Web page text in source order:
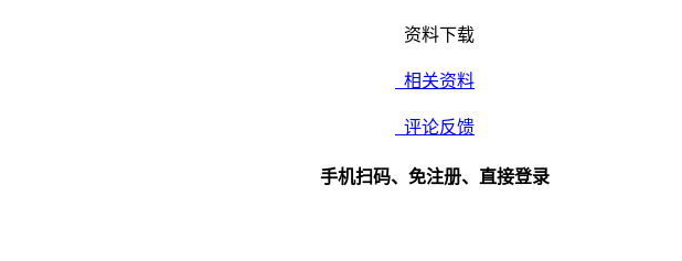
资料下载
相关资料
评论反馈
手机扫码、免注册、直接登录